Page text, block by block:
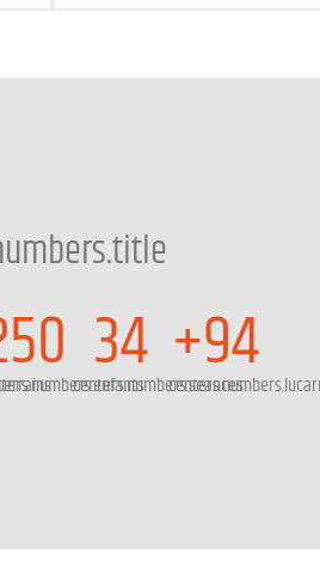
34
centers.numbers.seances
+94